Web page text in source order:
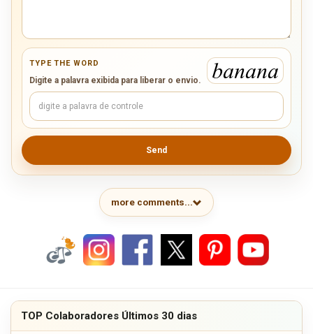
TYPE THE WORD
Digite a palavra exibida para liberar o envio.
Send
more comments...
TOP Colaboradores Últimos 30 dias